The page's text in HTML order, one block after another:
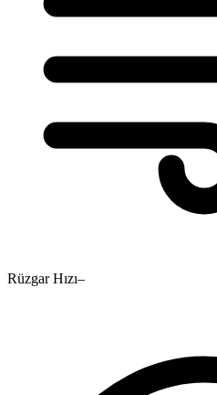
Rüzgar Hızı–